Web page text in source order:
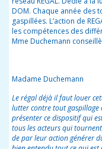
DOM. Chaque année des
gaspillées. L’action de
les compétences des
Mme Duchemann
Madame Duchemann
Le régal déjà il faut louer
lutter contre tout gaspillage
présenter ce dispositif qui
tous les acteurs qui
de par leur action générer